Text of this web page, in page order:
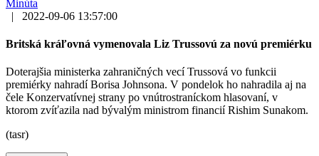
Minúta
|
2022-09-06 13:57:00
Britská kráľovná vymenovala Liz Trussovú za novú premiérku
Doterajšia ministerka zahraničných vecí Trussová vo funkcii
premiérky nahradí Borisa Johnsona. V pondelok ho nahradila aj na
čele Konzervatívnej strany po vnútrostraníckom hlasovaní, v
ktorom zvíťazila nad bývalým ministrom financií Rishim Sunakom.
(tasr)